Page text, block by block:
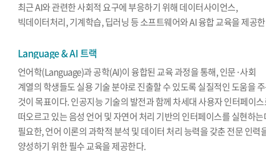
최근 AI와 관련한 사회적 요구에 부응하기 위해 데이터사이언스,
빅데이터처리, 기계학습, 딥러닝 등 소프트웨어와 AI 융합 교육을 제공
Language & AI 트랙
언어학(Language)과 공학(AI)이 융합된 교육 과정을 통해, 인문·사회
계열의 학생들도 실용 기술 분야로 진출할 수 있도록 실질적인 도움을
것이 목표이다. 인공지능 기술의 발전과 함께 차세대 사용자 인터페이
떠오르고 있는 음성 언어 및 자연어 처리 기반의 인터페이스를 실현하
필요한, 언어 이론의 과학적 분석 및 데이터 처리 능력을 갖춘 전문 인력
양성하기 위한 필수 교육을 제공한다.